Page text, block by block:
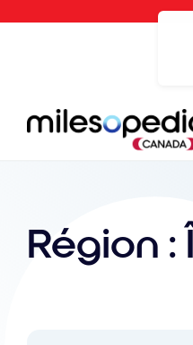
Panneau de gestion
Région :